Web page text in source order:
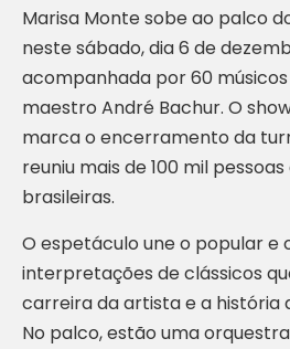
Marisa Monte sobe ao palco
neste sábado, dia 6 de
acompanhada por 60
maestro André Bachur. O
marca o encerramento da
reuniu mais de 100 mil
brasileiras.
O espetáculo une o popular e
interpretações de clássicos
carreira da artista e a história
No palco, estão uma